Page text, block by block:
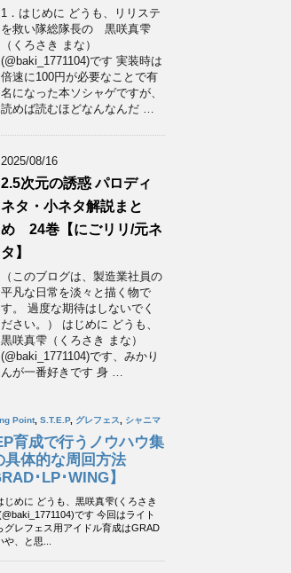
1．はじめに どうも、リリステ
を救い隊総隊長の 黒咲真雫
（くろさき まな）
(@baki_1771104)です 実装時は
倍速に100円が必要なことで有
名になった本ソシャゲですが、
読めば読むほどなんなんだ …
2025/08/16
2.5次元の誘惑 パロディ
ネタ・小ネタ解説まと
め 24巻【にごリリ/元ネ
タ】
（このブログは、製造業社員の
平凡な日常を淡々と描く物で
す。 過度な期待はしないでく
ださい。） はじめに どうも、
黒咲真雫（くろさき まな）
(@baki_1771104)です、みかり
んが一番好きです 身 …